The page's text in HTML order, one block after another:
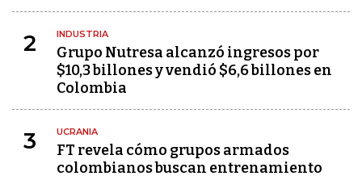
2 INDUSTRIA
Grupo Nutresa alcanzó ingresos por
$10,3 billones y vendió $6,6 billones en
Colombia
3 UCRANIA
FT revela cómo grupos armados
colombianos buscan entrenamiento